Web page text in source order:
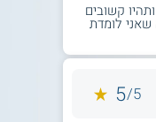
המבוססת על כבוד
אישית.
קשובים
לומדת
5/
5